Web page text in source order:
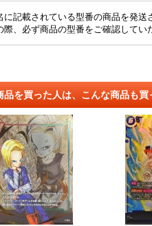
記載されている型番の商品を発送
際、必ず商品の型番をご確認してい
品を買った人は、こんな商品も買